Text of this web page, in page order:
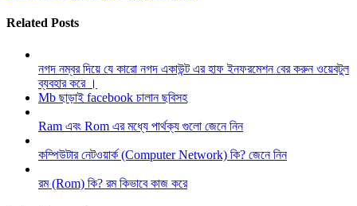
Related Posts
নগদ নম্বর দিয়ে যে কারো নগদ একাউন্ট এর হাফ ইনফরমেশন বের করুন ওয়েবটুল
ব্যবহার করে ।
Mb ছাড়াই facebook চালান ছবিসহ
Ram এবং Rom এর মধ্যে পার্থক্য গুলো জেনে নিন
কম্পিউটার নেটওয়ার্ক (Computer Network) কি? জেনে নিন
রম (Rom) কি? রম কিভাবে কাজ করে